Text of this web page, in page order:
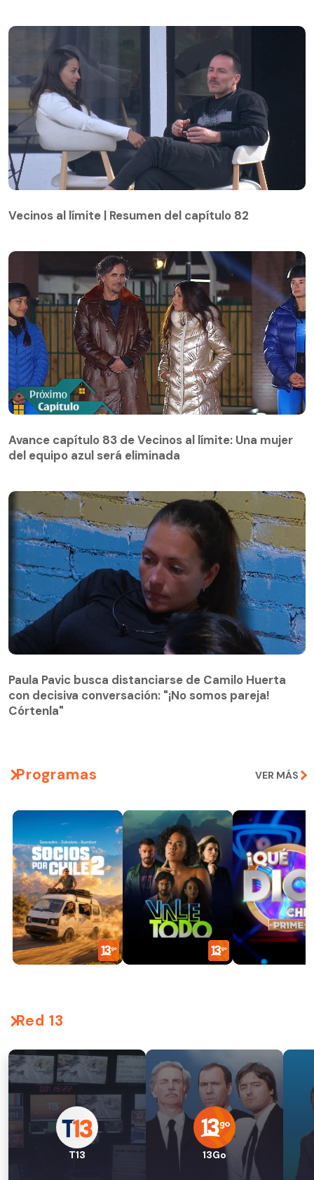
Vecinos al límite | Resumen del capítulo 82
del equipo azul será eliminada
Avance capítulo 83 de Vecinos al límite: Una mujer
del equipo azul será eliminada
con decisiva conversación: "¡No somos pareja!
Córtenla"
Paula Pavic busca distanciarse de Camilo Huerta
con decisiva conversación: "¡No somos pareja!
Córtenla"
Programas VER MÁS
Red 13
T13 13Go